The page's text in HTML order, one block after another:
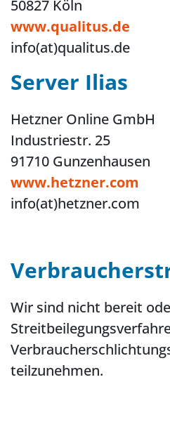
50827 Köln
www.qualitus.de
info(at)qualitus.de
Server Ilias
Hetzner Online GmbH
Industriestr. 25
91710 Gunzenhausen
www.hetzner.com
info(at)hetzner.com
Wir sind nicht bereit
teilzunehmen.